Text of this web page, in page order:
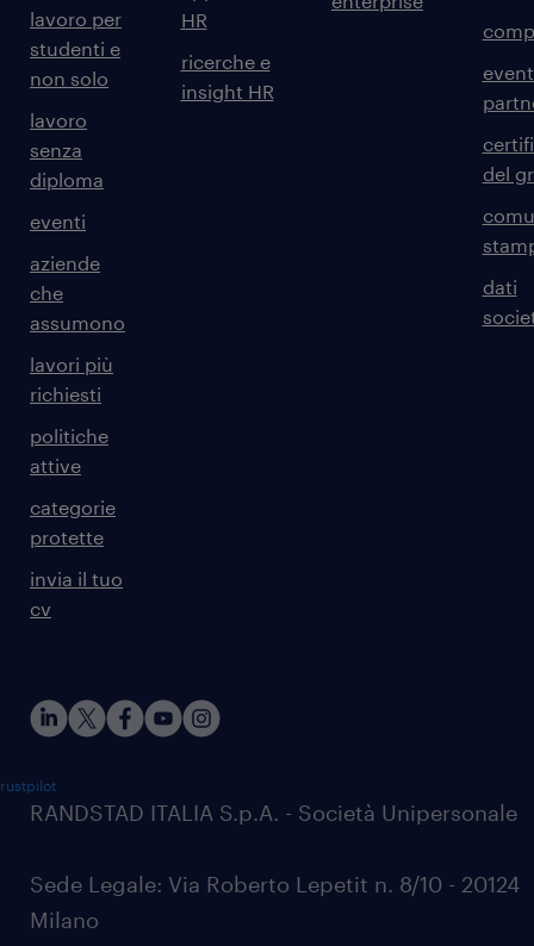
lavoro per
studenti e
non solo
lavoro
senza
diploma
eventi
aziende
che
assumono
lavori più
richiesti
politiche
attive
categorie
protette
invia il tuo
cv
HR
ricerche e
insight HR
del
dati
RANDSTAD ITALIA S.p.A. - Società Unipersonale
Sede Legale: Via Roberto Lepetit n. 8/10 - 20124
Milano